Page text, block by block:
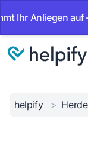
auf – wir
helpify >